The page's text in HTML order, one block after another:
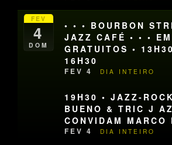
FEV
4
DOM
• • • BOURBON
JAZZ CAFÉ • • •
GRATUITOS •
16H30
FEV 4 DIA INTEIRO
19H30 • JAZZ-
BUENO & TRIC J
CONVIDAM MARCO
FEV 4 DIA INTEIRO